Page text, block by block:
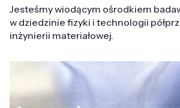
Jesteśmy wiodącym ośrodkiem
w dziedzinie fizyki i technologii
inżynierii materiałowej.